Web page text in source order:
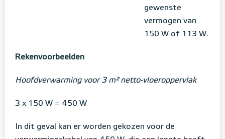
gewenste
vermogen van
150 W of 113 W.
Rekenvoorbeelden
Hoofdverwarming voor 3 m² netto-vloeroppervlak
3 x 150 W = 450 W
In dit geval kan er worden gekozen voor de